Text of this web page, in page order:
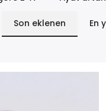
Son eklenen En